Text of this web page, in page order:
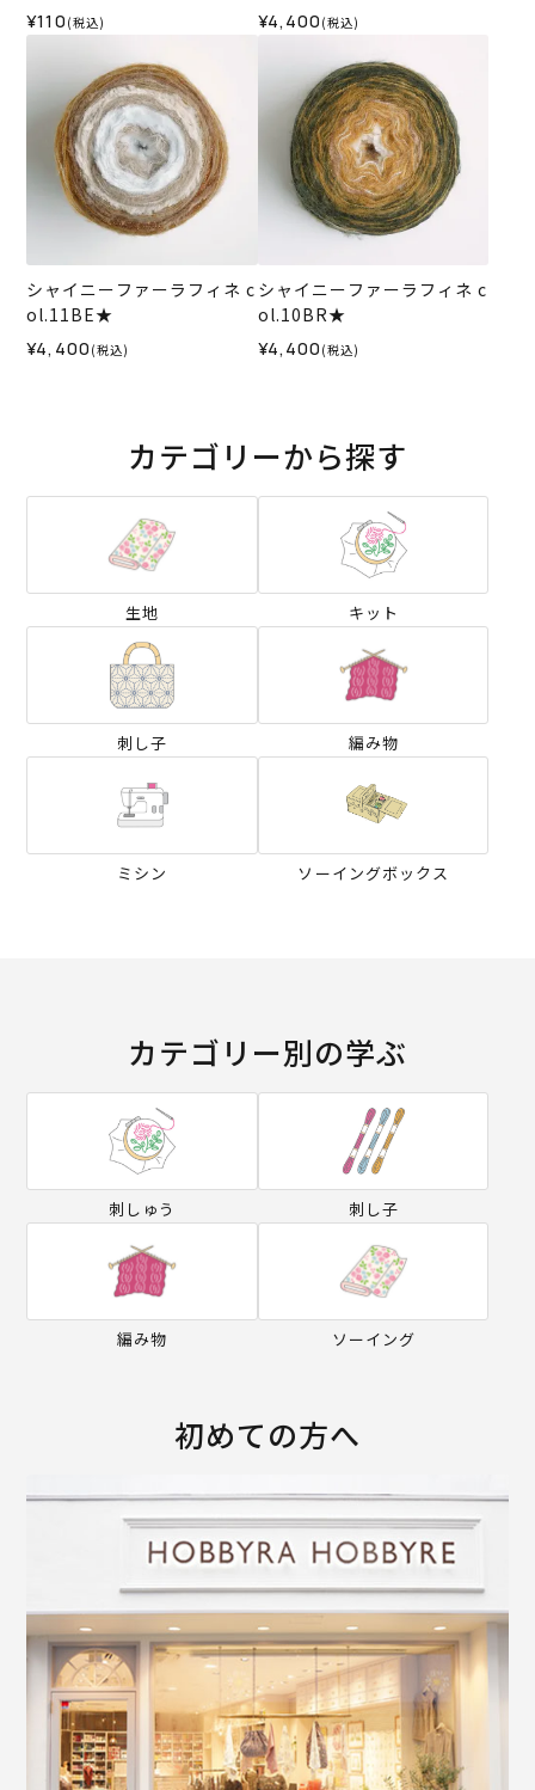
¥110 (税込) ¥4,400 (税込)
シャイニーファーラフィネ c
ol.11BE★
¥4,400 (税込)
シャイニーファーラフィネ c
ol.10BR★
¥4,400 (税込)
カテゴリーから探す
生地 キット
刺し子 編み物
ミシン ソーイングボックス
カテゴリー別の学ぶ
刺しゅう 刺し子
編み物 ソーイング
初めての方へ